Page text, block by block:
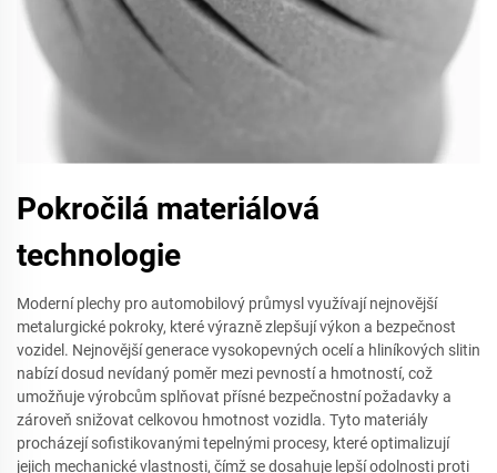
Pokročilá materiálová
technologie
Moderní plechy pro automobilový průmysl využívají nejnovější
metalurgické pokroky, které výrazně zlepšují výkon a bezpečnost
vozidel. Nejnovější generace vysokopevných ocelí a hliníkových slitin
nabízí dosud nevídaný poměr mezi pevností a hmotností, což
umožňuje výrobcům splňovat přísné bezpečnostní požadavky a
zároveň snižovat celkovou hmotnost vozidla. Tyto materiály
procházejí sofistikovanými tepelnými procesy, které optimalizují
jejich mechanické vlastnosti, čímž se dosahuje lepší odolnosti proti